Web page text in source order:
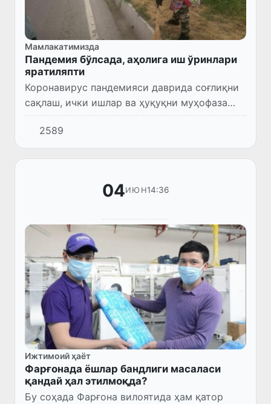
Мамлакатимизда
Пандемия бўлсада, аҳолига иш ўринлари
яратиляпти
Коронавирус пандемияси даврида соғлиқни
сақлаш, ички ишлар ва ҳуқуқни муҳофаза
қилувчи бир қатор соҳа вакиллари аҳоли
саломатлиги сақлаш ҳамда юртимиз
тинчлиги таъминлашда куну тун...
2589
04ИЮН14:36
Ижтимоий ҳаёт
Фарғонада ёшлар бандлиги масаласи
қандай ҳал этилмоқда?
Бу соҳада Фарғона вилоятида ҳам қатор